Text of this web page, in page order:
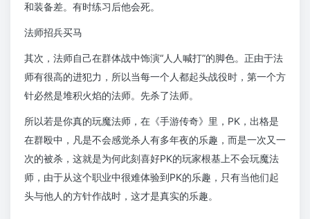
和装备差。有时练习后他会死。
法师招兵买马
其次，法师自己在群体战中饰演“人人喊打”的脚色。正由于法
师有很高的进犯力，所以当每一个人都起头战役时，第一个方
针必然是堆积火焰的法师。先杀了法师。
所以若是你真的玩魔法师，在《手游传奇》里，PK，出格是
在群殴中，凡是不会感觉杀人有多年夜的乐趣，而是一次又一
次的被杀，这就是为何此刻喜好PK的玩家根基上不会玩魔法
师，由于从这个职业中很难体验到PK的乐趣，只有当他们起
头与他人的方针作战时，这才是真实的乐趣。